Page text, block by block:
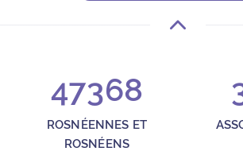
47368
ROSNÉENNES ET
ROSNÉENS